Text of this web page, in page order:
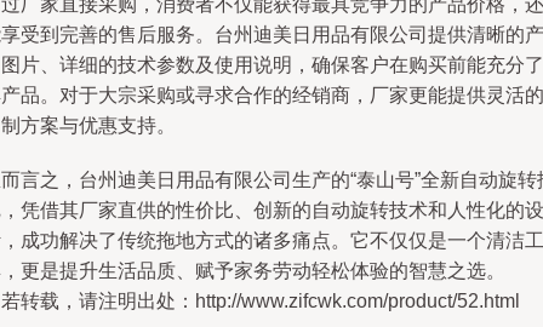
厂家直接采购，消费者不仅能获得最具竞争力的产品价格，还
受到完善的售后服务。台州迪美日用品有限公司提供清晰的产
片、详细的技术参数及使用说明，确保客户在购买前能充分了
品。对于大宗采购或寻求合作的经销商，厂家更能提供灵活的
方案与优惠支持。
言之，台州迪美日用品有限公司生产的“泰山号”全新自动旋转
凭借其厂家直供的性价比、创新的自动旋转技术和人性化的设
成功解决了传统拖地方式的诸多痛点。它不仅仅是一个清洁工
更是提升生活品质、赋予家务劳动轻松体验的智慧之选。
转载，请注明出处：http://www.zifcwk.com/product/52.html